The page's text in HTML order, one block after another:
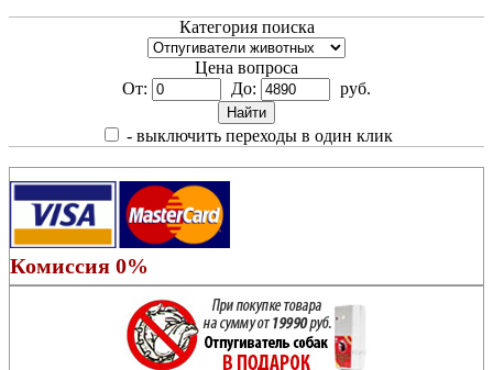
Категория поиска
Цена вопроса
От:
До: руб.
- выключить переходы в один клик
Комиссия 0%